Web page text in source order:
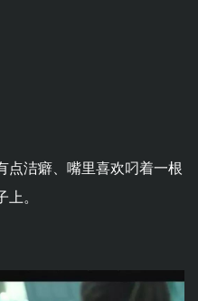
点洁癖、嘴里喜欢叼着一根
。